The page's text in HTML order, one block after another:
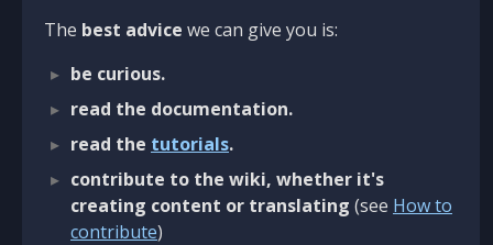
The best advice we can give you is:
be curious.
read the documentation.
read the tutorials.
contribute to the wiki, whether it's
creating content or translating (see How to
contribute)